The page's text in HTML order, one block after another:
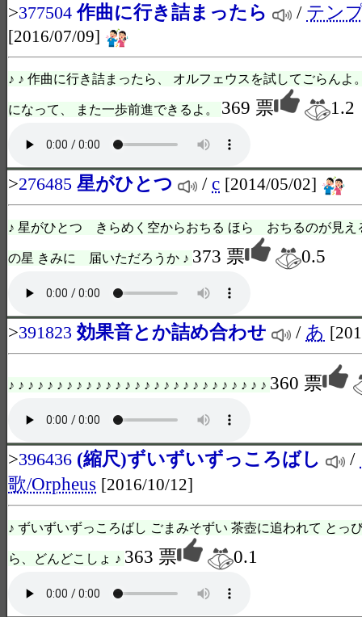
>377504 作曲に行き詰まったら / テン
[2016/07/09]
♪ ♪ 作曲に行き詰まったら、 オルフェウスを試してごらんよ
になって、 また一歩前進できるよ。 369 票 1.2
>276485 星がひとつ /c [2014/05/02]
♪ 星がひとつ きらめく空からおちる ほら おちるのが見
の星 きみに 届いただろうか ♪ 373 票 0.5
>391823 効果音とか詰め合わせ / あ
♪ ♪ ♪ ♪ ♪ ♪ ♪ ♪ ♪ ♪ ♪ ♪ ♪ ♪ ♪ ♪ ♪ ♪ ♪ ♪ ♪ ♪ ♪ ♪ ♪ ♪ ♪ 360 票
>396436 (縮尺)ずいずいずっころばし /
歌/Orpheus [2016/10/12]
♪ ずいずいずっころばし ごまみそずい 茶壺に追われて とっ
ら、どんどこしょ ♪ 363 票 0.1